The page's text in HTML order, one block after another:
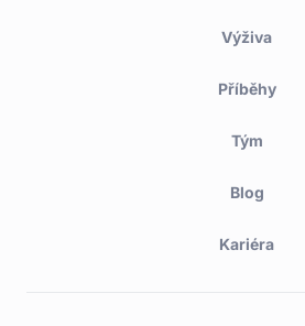
Výživa
Příběhy
Tým
Blog
Kariéra